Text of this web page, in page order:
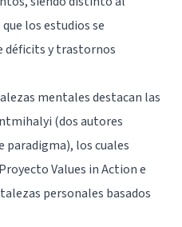
los estudios se
déficits y trastornos
mentales destacan las
(dos autores
los cuales
Values in Action e
personales basados